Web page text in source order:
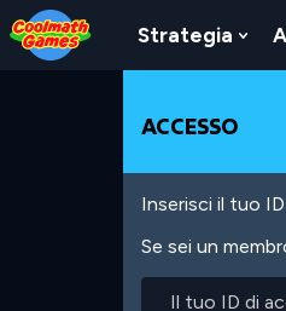
Skip
to
Top
Skip
to
Navigation
Skip
to
Main
Skip
to
Footer
Salta
al
contenuto
Strategia
ACCESSO
Inserisci il tuo
Se sei un